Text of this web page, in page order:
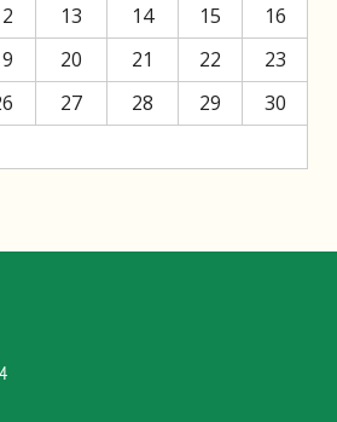
13 14 15
16
20 21 22
23
27 28 29
30